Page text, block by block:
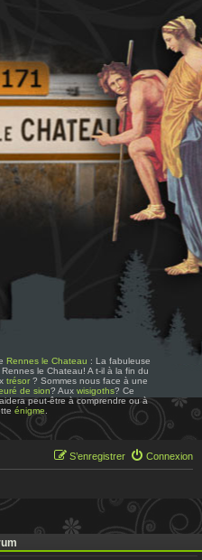
Rennes le Chateau : La fabuleuse
le Chateau! A t-il à la fin du
trésor? Sommes nous face à une
de sion? Aux wisigoths? Ce
peut-être à comprendre ou à
énigme
Connexion
S’enregistrer